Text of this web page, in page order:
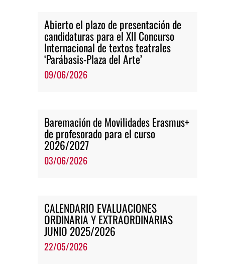
Abierto el plazo de presentación de
candidaturas para el XII Concurso
Internacional de textos teatrales
‘Parábasis-Plaza del Arte’
09/06/2026
Baremación de Movilidades Erasmus+
de profesorado para el curso
2026/2027
03/06/2026
CALENDARIO EVALUACIONES
ORDINARIA Y EXTRAORDINARIAS
JUNIO 2025/2026
22/05/2026